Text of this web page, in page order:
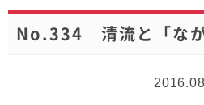
No.334 清流と「なが